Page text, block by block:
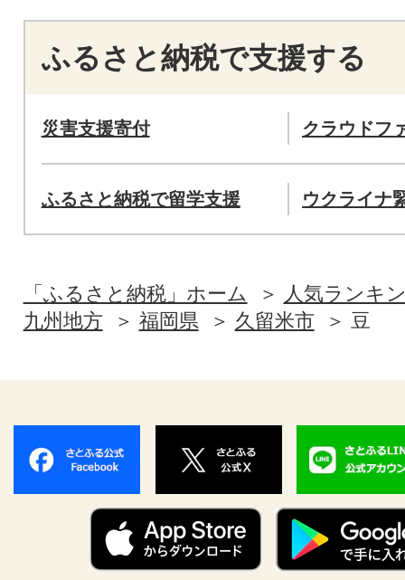
ふるさと納税で支援する
災害支援寄付 クラウドフ
ふるさと納税で留学支援 ウクライナ
「ふるさと納税」ホーム
人気ランキ
九州地方
福岡県 久留米市 豆